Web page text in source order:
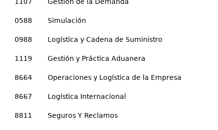
0588 Simulación
0988 Logística y Cadena de Suministro
1119 Gestión y Práctica Aduanera
8664 Operaciones y Logística de la Empresa
8667 Logística Internacional
8811 Seguros Y Reclamos